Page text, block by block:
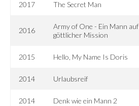
2017 The Secret Man
2016
Army of One - Ein Mann auf
göttlicher Mission
2015 Hello, My Name Is Doris
2014 Urlaubsreif
2014 Denk wie ein Mann 2